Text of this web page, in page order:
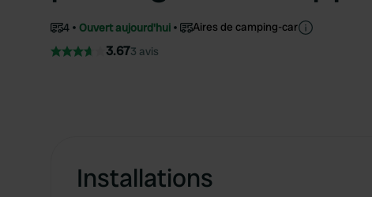
4 Ouvert aujourd'hui Aires de camping-car
3.673 avis
Installations